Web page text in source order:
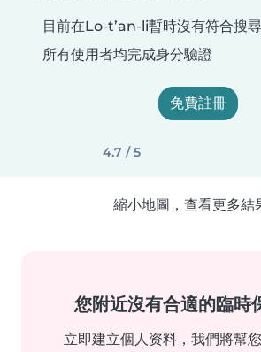
目前在Lo-t’an-li暫時沒有符合搜尋
所有使用者均完成身分驗證
免費註冊
4.7 / 5
縮小地圖，查看更多結
您附近沒有合適的臨時
立即建立個人资料，我們將幫